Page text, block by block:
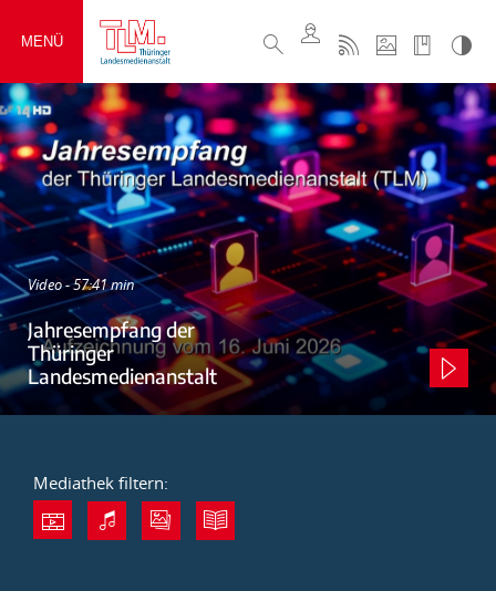
MENÜ
Video - 57:41 min
Jahresempfang der
Thüringer
Landesmedienanstalt
Mediathek filtern: